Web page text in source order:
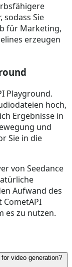
sodass Sie
für Marketing,
erzeugen
Playground.
hoch,
Ergebnisse in
und
Sie in die
von Seedance
Aufwand des
CometAPI
es zu nutzen.
video generation?